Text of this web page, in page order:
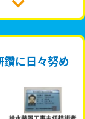
鑽に日々努め